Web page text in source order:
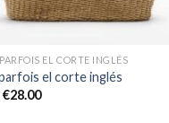
EL CORTE INGLÉS
el corte inglés
€28.00